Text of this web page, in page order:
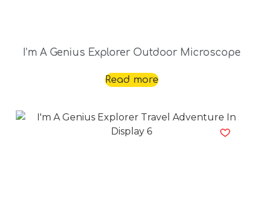
I’m A Genius Explorer Outdoor Microscope
Read more